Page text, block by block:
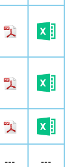
--- ---